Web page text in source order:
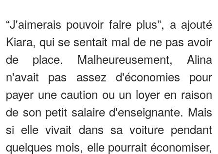
“J'aimerais pouvoir faire plus”, a ajouté
Kiara, qui se sentait mal de ne pas avoir
de place. Malheureusement, Alina
n'avait pas assez d'économies pour
payer une caution ou un loyer en raison
de son petit salaire d'enseignante. Mais
si elle vivait dans sa voiture pendant
quelques mois, elle pourrait économiser,